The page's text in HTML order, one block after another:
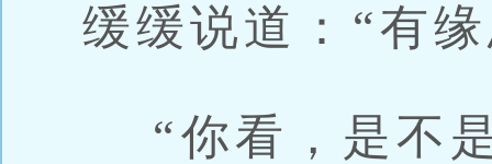
缓缓说道：“有
“你看，是不